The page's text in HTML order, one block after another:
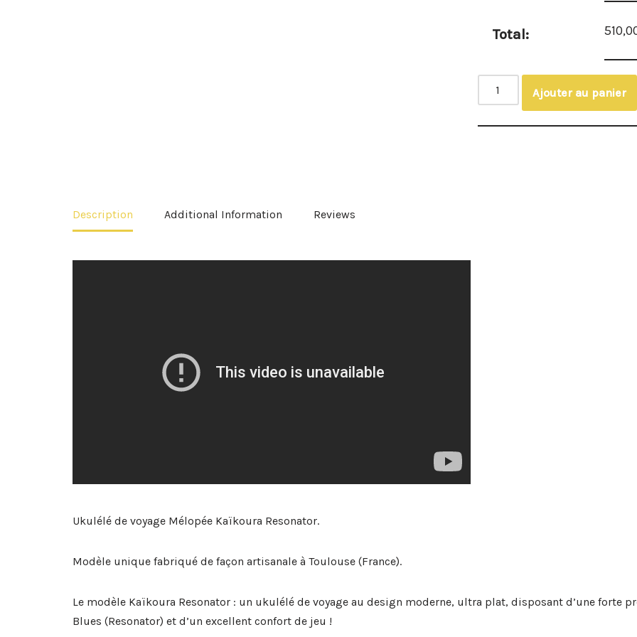
Total:
Ajouter au panier
Description Additional Information Reviews
Ukulélé de voyage Mélopée Kaïkoura Resonator.
Modèle unique fabriqué de façon artisanale à Toulouse (France).
Le modèle Kaïkoura Resonator : un ukulélé de voyage au design moderne, ultra plat, disposant d’une forte
Blues (Resonator) et d’un excellent confort de jeu !